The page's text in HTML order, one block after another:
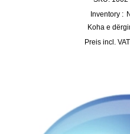
Inventory :
Koha e
incl. VAT